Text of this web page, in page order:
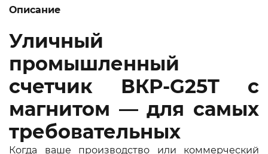
Описание
Уличный
промышленный
счетчик ВКР-G25T с
магнитом — для самых
требовательных
Когда ваше производство или коммерческий